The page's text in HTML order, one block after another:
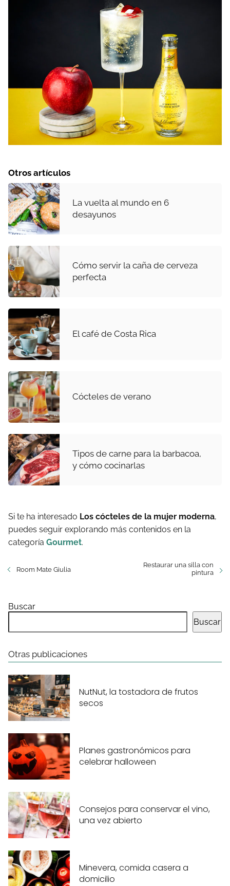
Otros artículos
La vuelta al mundo en 6
desayunos
Cómo servir la caña de cerveza
perfecta
El café de Costa Rica
Cócteles de verano
Tipos de carne para la barbacoa,
y cómo cocinarlas
Si te ha interesado Los cócteles de la mujer moderna,
puedes seguir explorando más contenidos en la
categoría Gourmet.
Room Mate Giulia
Restaurar una silla con
pintura
Buscar
Buscar
Otras publicaciones
NutNut, la tostadora de frutos
secos
Planes gastronómicos para
celebrar halloween
Consejos para conservar el vino,
una vez abierto
Minevera, comida casera a
domicilio